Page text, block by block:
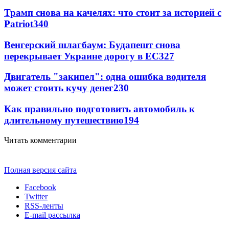
Трамп снова на качелях: что стоит за историей с
Patriot340
Венгерский шлагбаум: Будапешт снова
перекрывает Украине дорогу в ЕС327
Двигатель "закипел": одна ошибка водителя
может стоить кучу денег230
Как правильно подготовить автомобиль к
длительному путешествию194
Читать комментарии
Полная версия сайта
Facebook
Twitter
RSS-ленты
E-mail рассылка